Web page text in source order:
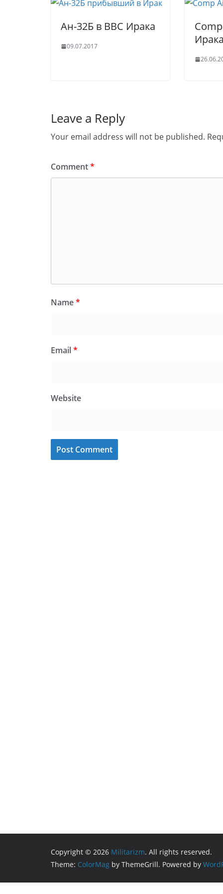
Ан-32Б в ВВС Ирака
09.07.2017
Ирака
Leave a Reply
Your email address will not be published.
Comment*
Name*
Email*
Website
Copyright © 2026 Militarizm. All rights reserved.
Theme: ColorMag by ThemeGrill. Powered by